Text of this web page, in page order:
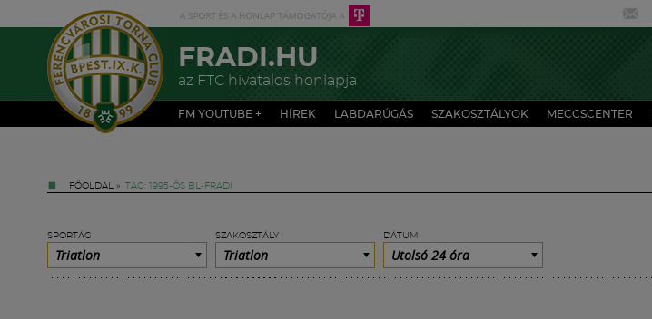
FRADI.HU
az FTC hivatalos honlapja
FM YOUTUBE + HÍREK LABDARÚGÁS SZAKOSZTÁLYOK MECCSCENTER
FŐOLDAL » TAG: 1995-ÖS BL-FRADI
SPORTÁG
Triatlon
SZAKOSZTÁLY
Triatlon
DÁTUM
Utolsó 24 óra